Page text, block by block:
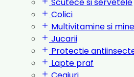
Colici
Multivitamine si
Jucarii
Protectie
Lapte praf